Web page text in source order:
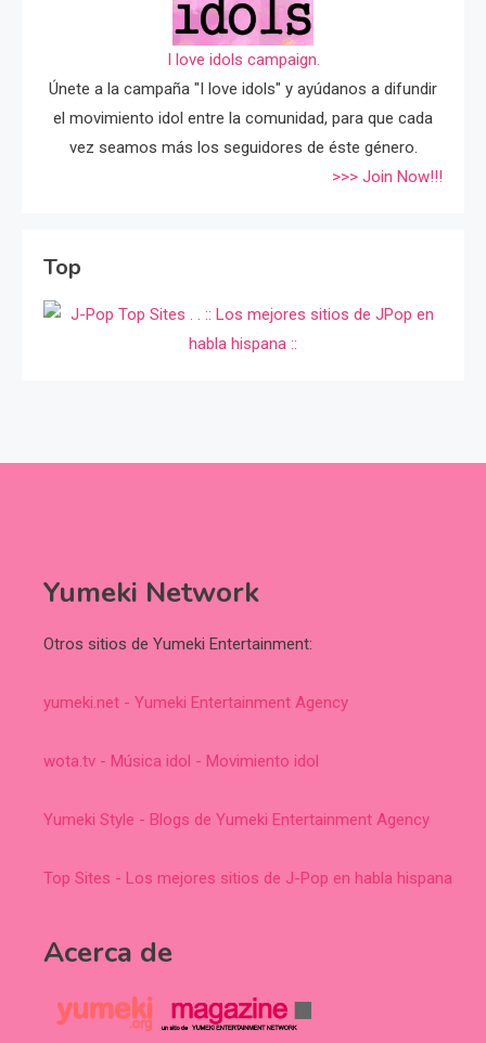
I love idols campaign.
Únete a la campaña "I love idols" y ayúdanos a difundir
el movimiento idol entre la comunidad, para que cada
vez seamos más los seguidores de éste género.
>>> Join Now!!!
Top
Yumeki Network
Otros sitios de Yumeki Entertainment:
yumeki.net - Yumeki Entertainment Agency
wota.tv - Música idol - Movimiento idol
Yumeki Style - Blogs de Yumeki Entertainment Agency
Top Sites - Los mejores sitios de J-Pop en habla hispana
Acerca de